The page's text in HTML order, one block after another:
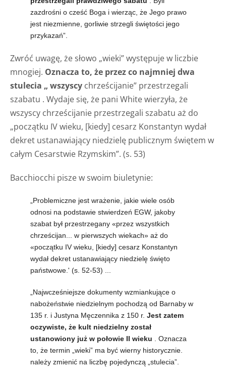
zazdrośni o cześć Boga i wierząc, że Jego prawo
jest niezmienne, gorliwie strzegli świętości jego
przykazań”.
Zwróć uwagę, że słowo „wieki” występuje w liczbie
mnogiej. Oznacza to, że przez co najmniej dwa
stulecia „ wszyscy chrześcijanie” przestrzegali
szabatu . Wydaje się, że pani White wierzyła, że
wszyscy chrześcijanie przestrzegali szabatu aż do
„początku IV wieku, [kiedy] cesarz Konstantyn wydał
dekret ustanawiający niedzielę publicznym świętem w
całym Cesarstwie Rzymskim”. (s. 53)
Bacchiocchi pisze w swoim biuletynie:
„Problemiczne jest wrażenie, jakie wiele osób
odnosi na podstawie stwierdzeń EGW, jakoby
szabat był przestrzegany «przez wszystkich
chrześcijan... w pierwszych wiekach» aż do
«początku IV wieku, [kiedy] cesarz Konstantyn
wydał dekret ustanawiający niedzielę święto
państwowe.' (s. 52-53) ...
„Najwcześniejsze dokumenty wzmiankujące o
nabożeństwie niedzielnym pochodzą od Barnaby w
135 r. i Justyna Męczennika z 150 r. Jest zatem
oczywiste, że kult niedzielny został
ustanowiony już w połowie II wieku . Oznacza
to, że termin „wieki” ma być wierny historycznie.
należy zmienić na liczbę pojedynczą „stulecia”.